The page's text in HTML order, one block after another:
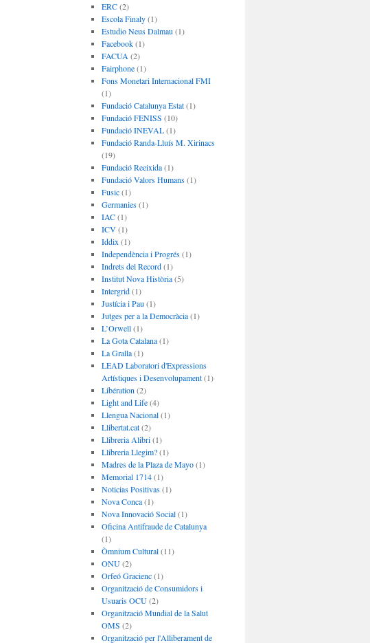
ERC(2)
Escola Finaly(1)
Estudio Neus Dalmau (1)
Facebook(1)
FACUA (2)
Fairphone(1)
Fons Monetari Internacional FMI
(1)
Fundació Catalunya Estat(1)
Fundació FENISS (10)
Fundació INEVAL(1)
Fundació Randa-Lluís M. Xirinacs
(19)
Fundació Reeixida(1)
Fundació Valors Humans(1)
Fusic(1)
Germanies(1)
IAC(1)
ICV(1)
Iddix (1)
Independència i Progrés(1)
Indrets del Record(1)
Institut Nova Història(5)
Intergrid(1)
Justícia i Pau (1)
Jutges per a la Democràcia(1)
L’Orwell(1)
La Gota Catalana(1)
La Gralla(1)
LEAD Laboratori d'Expressions
Artístiques i Desenvolupament(1)
Libération (2)
Light and Life(4)
Llengua Nacional(1)
Llibertat.cat(2)
Llibreria Alibri(1)
Llibreria Llegim?(1)
Madres de la Plaza de Mayo(1)
Memorial 1714(1)
Noticias Positivas(1)
Nova Conca(1)
Nova Innovació Social(1)
Oficina Antifraude de Catalunya
(1)
Òmnium Cultural(11)
ONU(2)
Orfeó Gracienc(1)
Organització de Consumidors i
Usuaris OCU(2)
Organització Mundial de la Salut
OMS (2)
Organització per l'Alliberament de